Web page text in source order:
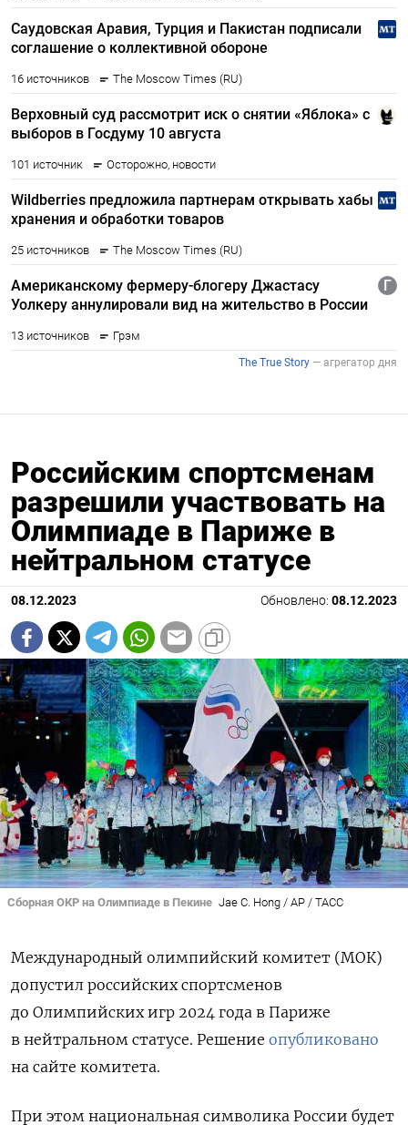
Российским спортсменам
разрешили участвовать на
Олимпиаде в Париже в
нейтральном статусе
08.12.2023 Обновлено: 08.12.2023
Сборная ОКР на Олимпиаде в Пекине Jae C. Hong / AP / ТАСС
Международный олимпийский комитет (МОК)
допустил российских спортсменов
до Олимпийских игр 2024 года в Париже
в нейтральном статусе. Решение опубликовано
на сайте комитета.
При этом национальная символика России будет